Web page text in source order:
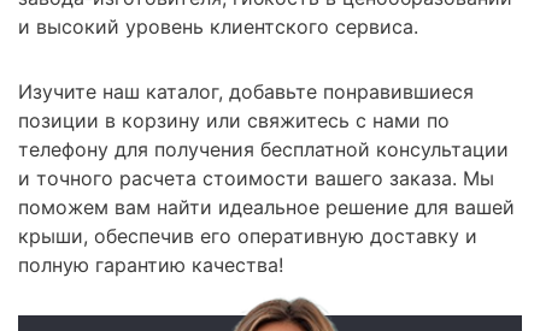
и высокий уровень клиентского сервиса.
Изучите наш каталог, добавьте понравившиеся
позиции в корзину или свяжитесь с нами по
телефону для получения бесплатной консультации
и точного расчета стоимости вашего заказа. Мы
поможем вам найти идеальное решение для вашей
крыши, обеспечив его оперативную доставку и
полную гарантию качества!